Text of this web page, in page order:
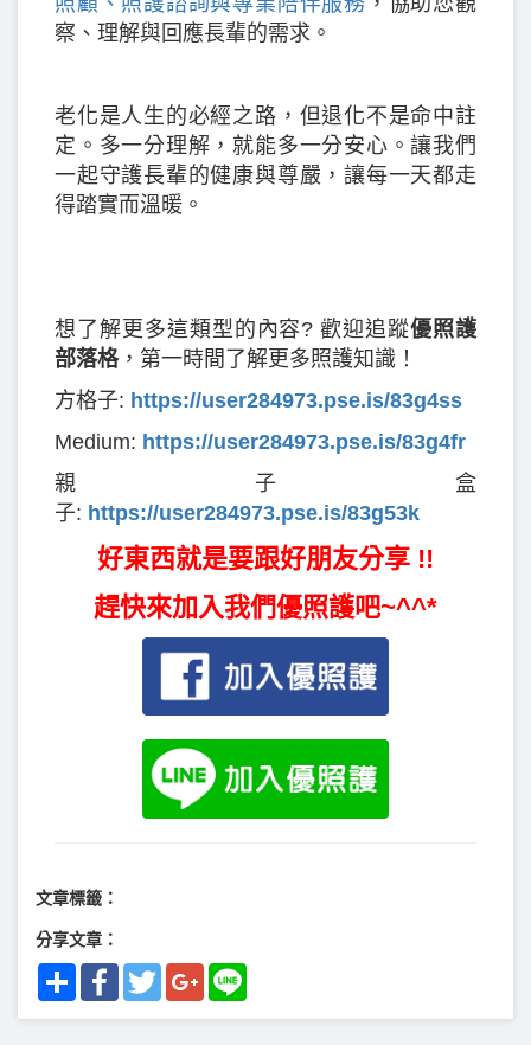
察、理解與回應長輩的需求。
老化是人生的必經之路，但退化不是命中註
定。多一分理解，就能多一分安心。讓我們
一起守護長輩的健康與尊嚴，讓每一天都走
得踏實而溫暖。
想了解更多這類型的內容? 歡迎追蹤優照護
部落格，第一時間了解更多照護知識！
方格子: https://user284973.pse.is/83g4ss
Medium: https://user284973.pse.is/83g4fr
親子盒
子: https://user284973.pse.is/83g53k
好東西就是要跟好朋友分享 !!
趕快來加入我們優照護吧~^^*
文章標籤：
分享文章：
Share FacebookTwitterGoogle+